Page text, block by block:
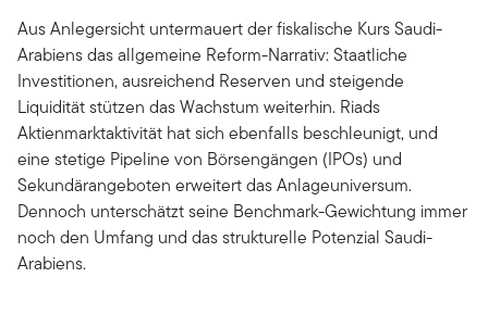
Aus Anlegersicht untermauert der fiskalische Kurs Saudi-
Arabiens das allgemeine Reform-Narrativ: Staatliche
Investitionen, ausreichend Reserven und steigende
Liquidität stützen das Wachstum weiterhin. Riads
Aktienmarktaktivität hat sich ebenfalls beschleunigt, und
eine stetige Pipeline von Börsengängen (IPOs) und
Sekundärangeboten erweitert das Anlageuniversum.
Dennoch unterschätzt seine Benchmark-Gewichtung immer
noch den Umfang und das strukturelle Potenzial Saudi-
Arabiens.